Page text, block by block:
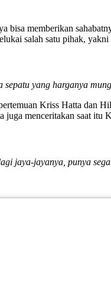
bisa memberikan
salah satu pihak,
yang harganya
Kriss Hatta dan
juga menceritakan saat
jaya-jayanya, punya